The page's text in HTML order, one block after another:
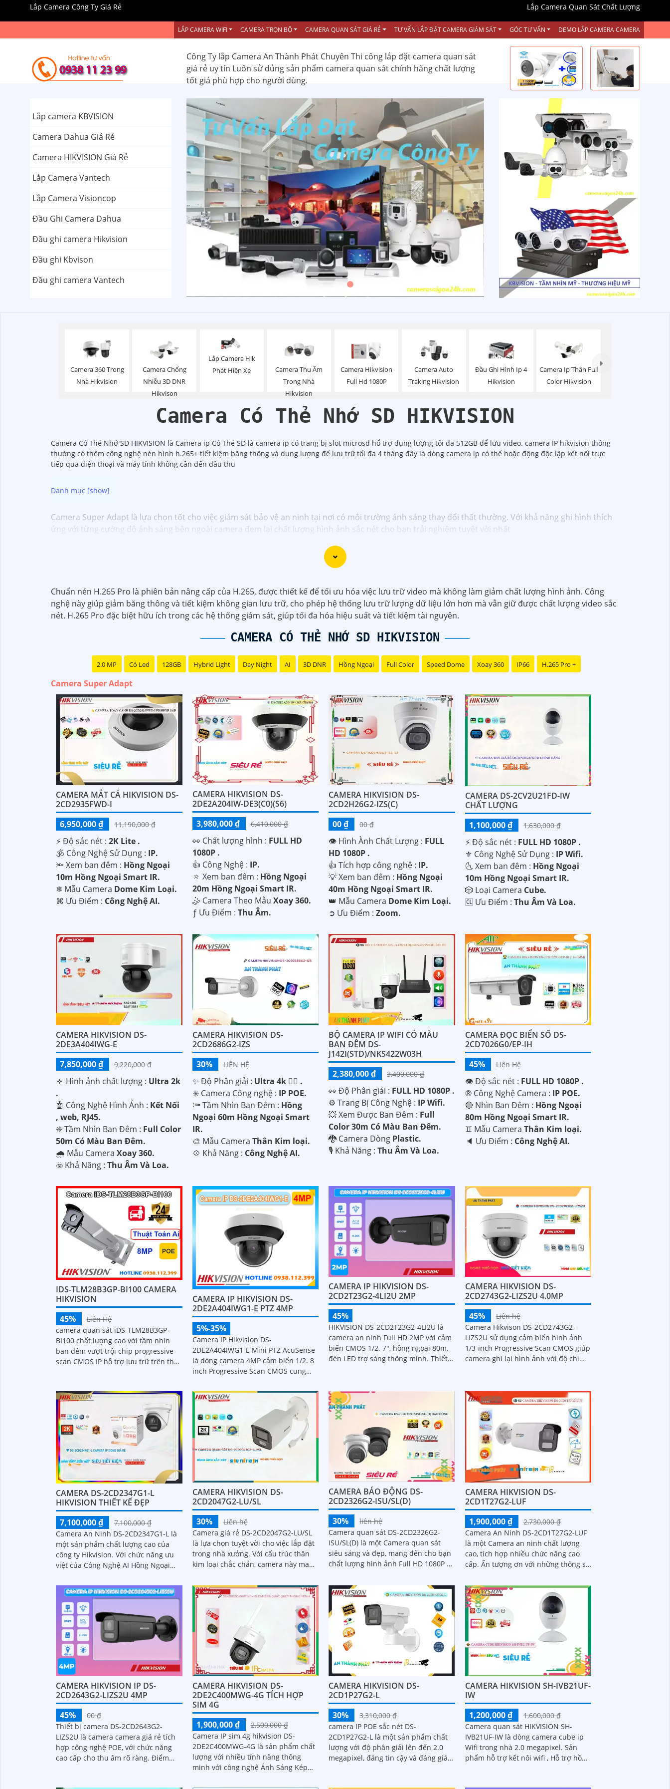
Lắp Camera Công Ty Giá Rẻ Lắp Camera Quan Sát Chất Lượng
LẮP CAMERA WIFI CAMERA TRỌN BỘ CAMERA QUAN SÁT GIÁ RẺ TƯ VẤN LẮP ĐẶT CAMERA GIÁM SÁT GÓC TƯ VẤN DEMO LẮP CAMERA CAMERA
Công Ty lắp Camera An Thành Phát Chuyên Thi công lắp đặt camera quan sát
giá rẻ uy tín Luôn sử dủng sản phẩm camera quan sát chính hãng chất lượng
tốt giá phù hợp cho người dùng.
Lắp camera KBVISION
Camera Dahua Giá Rẻ
Camera HIKVISION Giá Rẻ
Lắp Camera Vantech
Lắp Camera Visioncop
Đầu Ghi Camera Dahua
Đầu ghi camera Hikvision
Đầu ghi Kbvison
Đầu ghi camera Vantech
Camera 360 Trong
Nhà Hikvision
Camera Chống
Nhiễu 3D DNR
Hikvison
Lắp Camera Hik
Phát Hiện Xe
Camera Thu Âm
Trong Nhà
Hikvision
Camera Hikvision
Full Hd 1080P
Camera Auto
Traking Hikvision
Đầu Ghi Hình Ip 4
Hikvision
Camera Ip Thân Full
Color Hikvision
Camera Có Thẻ Nhớ SD HIKVISION
Camera Có Thẻ Nhớ SD HIKVISION là Camera ip Có Thẻ SD là camera ip có trang bị slot microsd hổ trợ dụng lượng tối đa 512GB để lưu video. camera IP hikvision thông
thường có thêm công nghệ nén hình h.265+ tiết kiệm băng thông và dung lượng để lưu trữ tối đa 4 tháng đây là dòng camera ip có thể hoặc động độc lập kết nối trực
tiếp qua điện thoại và máy tính không cần đến đầu thu
Camera Super Adapt là lựa chọn tốt cho việc giám sát bảo vệ an ninh tại nơi có môi trường ánh sáng thay đổi thất thường. Với khả năng ghi hình thích
ứng với từng cường độ ánh sáng bên ngoài camera đem lại chất lượng hình ảnh sắc nét cho bạn trải nghiệm tuyệt vời nhất
Chuẩn nén H.265 Pro là phiên bản nâng cấp của H.265, được thiết kế để tối ưu hóa việc lưu trữ video mà không làm giảm chất lượng hình ảnh. Công
nghệ này giúp giảm băng thông và tiết kiệm không gian lưu trữ, cho phép hệ thống lưu trữ lượng dữ liệu lớn hơn mà vẫn giữ được chất lượng video sắc
nét. H.265 Pro đặc biệt hữu ích trong các hệ thống giám sát, giúp tối đa hóa hiệu suất và tiết kiệm tài nguyên.
CAMERA CÓ THẺ NHỚ SD HIKVISION
2.0 MP Có Led 128GB Hybrid Light Day Night AI 3D DNR Hồng Ngoại Full Color Speed Dome Xoay 360 IP66 H.265 Pro +
Camera Super Adapt
CAMERA MẮT CÁ HIKVISION DS-
2CD2935FWD-I
6,950,000 ₫
11,190,000 ₫
️⚡ Độ sắc nét : 2K Lite .
🕉️ Công Nghệ Sử Dụng : IP.
🔦 Xem ban đêm : Hồng Ngoại
10m Hồng Ngoại Smart IR.
❄ Mẫu Camera Dome Kim Loại.
️⌘ Ưu Điểm : Công Nghệ AI.
CAMERA HIKVISION DS-
2DE2A204IW-DE3(C0)(S6)
3,980,000 ₫
6,410,000 ₫
️👀 Chất lượng hình : FULL HD
1080P .
👍 Công Nghệ : IP.
🔅 Xem ban đêm : Hồng Ngoại
20m Hồng Ngoại Smart IR.
🤹 Camera Theo Mẫu Xoay 360.
️ƒ Ưu Điểm : Thu Âm.
CAMERA HIKVISION DS-
2CD2H26G2-IZS(C)
00 ₫
00 ₫
👁 Hình Ành Chất Lượng : FULL
HD 1080P .
👍 Tích hợp công nghệ : IP.
💡 Xem ban đêm : Hồng Ngoại
40m Hồng Ngoại Smart IR.
👑 Mẫu Camera Dome Kim Loại.
️➲ Ưu Điểm :Zoom.
CAMERA DS-2CV2U21FD-IW
CHẤT LƯỢNG
1,100,000 ₫
1,630,000 ₫
️⚡ Độ sắc nét : FULL HD 1080P .
⚜️ Công Nghệ Sử Dụng : IP Wifi.
🌜 Xem ban đêm : Hồng Ngoại
10m Hồng Ngoại Smart IR.
🎲 Loại Camera Cube.
️🆑 Ưu Điểm : Thu Âm Và Loa.
CAMERA HIKVISION DS-
2DE3A404IWG-E
7,850,000 ₫
9,220,000 ₫
🔅 Hình ảnh chất lượng : Ultra 2k
.
🤖️ Công Nghệ Hình Ảnh : Kết Nối
, web, RJ45.
❈ Tầm Nhìn Ban Đêm : Full Color
50m Có Màu Ban Ðêm.
🌧️ Mẫu Camera Xoay 360.
️☣️ Khả Năng : Thu Âm Và Loa.
CAMERA HIKVISION DS-
2CD2686G2-IZS
30%
LIÊN HỆ
✨ Độ Phân giải : Ultra 4k 👍🏾 .
✳️ Camera Công nghệ : IP POE.
🔦 Tầm Nhìn Ban Đêm : Hồng
Ngoại 60m Hồng Ngoại Smart
IR.
🎨 Mẫu Camera Thân Kim loại.
️💠 Khả Năng : Công Nghệ AI.
BỘ CAMERA IP WIFI CÓ MÀU
BAN ĐÊM DS-
J142I(STD)/NKS422W03H
2,380,000 ₫
3,400,000 ₫
️👀 Độ Phân giải : FULL HD 1080P .
⚙ Trang Bị Công Nghệ : IP Wifi.
💥 Xem Được Ban Đêm : Full
Color 30m Có Màu Ban Ðêm.
🐉️ Camera Dòng Plastic.
️🎙 Khả Năng :Thu Âm Và Loa.
CAMERA ĐỌC BIỂN SỐ DS-
2CD7026G0/EP-IH
45%
Liên Hệ
👁 Độ sắc nét : FULL HD 1080P .
®️ Công Nghệ Camera : IP POE.
🔴 Nhìn Ban Đêm : Hồng Ngoại
80m Hồng Ngoại Smart IR.
♊ Mẫu Camera Thân Kim loại.
️🔈 Ưu Điểm : Công Nghệ AI.
IDS-TLM28B3GP-BI100 CAMERA
HIKVISION
45%
Liên Hệ
camera quan sát iDS-TLM28B3GP-
BI100 chất lượng cao với tầm nhìn
ban đêm vượt trội chip progressive
scan CMOS IP hỗ trợ lưu trữ trên thẻ
MP công nghệ IP camera AI nhận
diện biển số xe tốc độ cao màu sắc
sáng đẹp phù hợp sử dụng trong
Giao Thông
CAMERA IP HIKVISION DS-
2DE2A404IWG1-E PTZ 4MP
5%-35%
Camera IP Hikvision DS-
2DE2A404IWG1-E Mini PTZ AcuSense
là dòng camera 4MP cảm biến 1/2. 8
inch Progressive Scan CMOS cung
CAMERA IP HIKVISION DS-
2CD2T23G2-4LI2U 2MP
45%
HIKVISION DS-2CD2T23G2-4LI2U là
camera an ninh Full HD 2MP với cảm
biến CMOS 1/2. 7", hồng ngoại 80m,
đèn LED trợ sáng thông minh. Thiết
CAMERA HIKVISION DS-
2CD2743G2-LIZS2U 4.0MP
45%
Liên hệ
Camera Hikvison DS-2CD2743G2-
LIZS2U sử dụng cảm biến hình ảnh
1/3-inch Progressive Scan CMOS giúp
camera ghi lại hình ảnh với độ chi
cung cấp hình ảnh sắc nét và chi tiết
cho phép nhận diện đối tượng một
cách chính xác
CAMERA DS-2CD2347G1-L
HIKVISION THIẾT KẾ ĐẸP
7,100,000 ₫
7,100,000 ₫
Camera An Ninh DS-2CD2347G1-L là
một sản phẩm chất lượng cao của
công ty Hikvision. Với chức năng ưu
việt của Công Nghệ AI Hồng Ngoại
CAMERA HIKVISION DS-
2CD2047G2-LU/SL
30%
Liên hệ
Camera giá rẻ DS-2CD2047G2-LU/SL
là lựa chọn tuyệt vời cho việc lắp đặt
trong nhà xưởng. Với cấu trúc thân
kim loại chắc chắn, camera này mang
giải Ultra 2k
CAMERA BÁO ĐỘNG DS-
2CD2326G2-ISU/SL(D)
30%
liên hệ
Camera quan sát DS-2CD2326G2-
ISU/SL(D) là một Camera quan sát
siêu sáng và đẹp, mang đến cho bạn
chất lượng hình ảnh Full HD 1080P rõ
là...
CAMERA HIKVISION DS-
2CD1T27G2-LUF
1,900,000 ₫
2,730,000 ₫
Camera An Ninh DS-2CD1T27G2-LUF
là một Camera an ninh chất lượng
cao, tích hợp nhiều chức năng cao
cấp. Ấn tượng ơn với những thông số
âm có màu...
CAMERA HIKVISION IP DS-
2CD2643G2-LIZS2U 4MP
45%
00 ₫
Thiết bị camera DS-2CD2643G2-
LIZS2U là camera camera giá rẻ tích
hợp công nghệ POE, với chức năng
cao cấp cho thu âm rõ ràng. Điểm
CAMERA HIKVISION DS-
2DE2C400MWG-4G TÍCH HỢP
SIM 4G
1,900,000 ₫
2,500,000 ₫
Camera IP sim 4g hikvision DS-
2DE2C400MWG-4G là sản phẩm chất
lượng với nhiều tính năng thông
minh với công nghệ Ánh Sáng Kép
CAMERA HIKVISION DS-
2CD1P27G2-L
30%
3,310,000 ₫
camera IP POE sắc nét DS-
2CD1P27G2-L là một sản phẩm chất
lượng với độ phân giải lên đến 2.0
megapixel, đáng tin cậy và đáng giá.
CAMERA HIKVISION SH-IVB21UF-
IW
1,200,000 ₫
1,600,000 ₫
Camera quan sát HIKVISION SH-
IVB21UF-IW là dòng camera cube ip
Wifi trong nhà 2.0 megapixel. Sản
phẩm hỗ trợ kết nôi wifi , Hỗ trợ hồng